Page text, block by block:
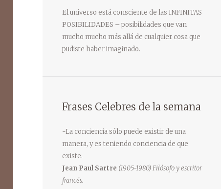
El universo está consciente de las INFINITAS
POSIBILIDADES – posibilidades que van
mucho mucho más allá de cualquier cosa que
pudiste haber imaginado.
Frases Celebres de la semana
-La conciencia sólo puede existir de una
manera, y es teniendo conciencia de que
existe.
Jean Paul Sartre (1905-1980) Filósofo y escritor
francés.